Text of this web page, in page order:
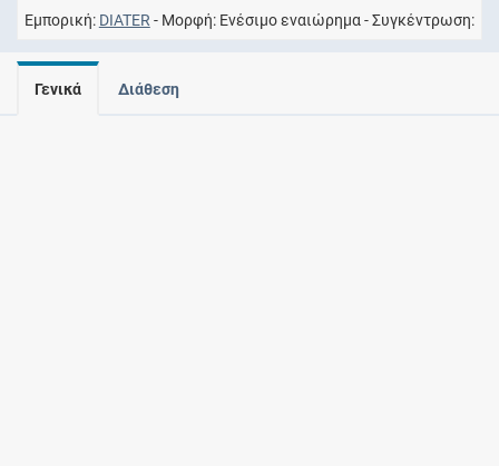
Εμπορική DIATER Μορφή Ενέσιμο εναιώρημα Συγκέντρωση
Γενικά Διάθεση